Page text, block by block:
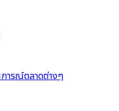
ารณ์ตลาดต่างๆ